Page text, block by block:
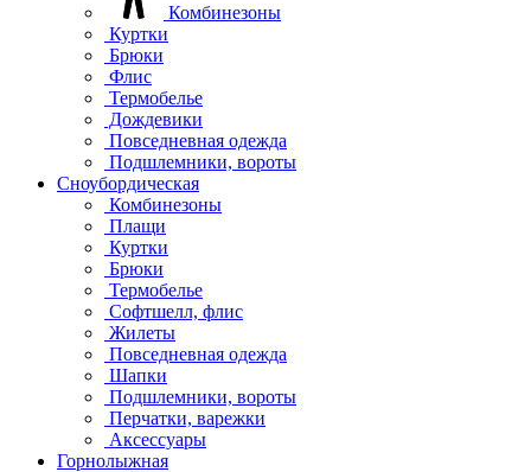
Комбинезоны
Куртки
Брюки
Флис
Термобелье
Дождевики
Повседневная одежда
Подшлемники, вороты
Сноубордическая
Комбинезоны
Плащи
Куртки
Брюки
Термобелье
Софтшелл, флис
Жилеты
Повседневная одежда
Шапки
Подшлемники, вороты
Перчатки, варежки
Аксессуары
Горнолыжная